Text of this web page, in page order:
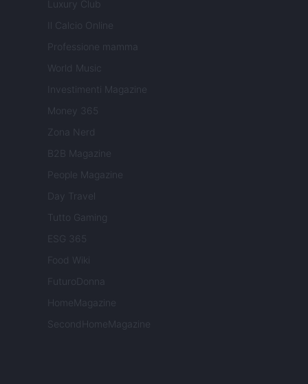
Luxury Club
Il Calcio Online
Professione mamma
World Music
Investimenti Magazine
Money 365
Zona Nerd
B2B Magazine
People Magazine
Day Travel
Tutto Gaming
ESG 365
Food Wiki
FuturoDonna
HomeMagazine
SecondHomeMagazine